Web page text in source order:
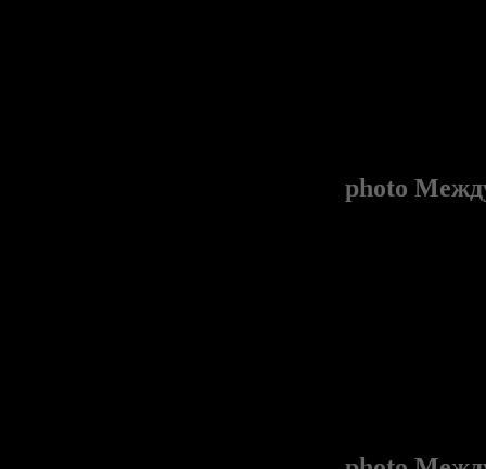
photo